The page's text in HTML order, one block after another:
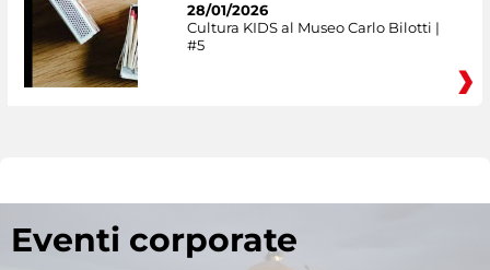
28/01/2026
Cultura KIDS al Museo Carlo Bilotti |
#5
Eventi corporate